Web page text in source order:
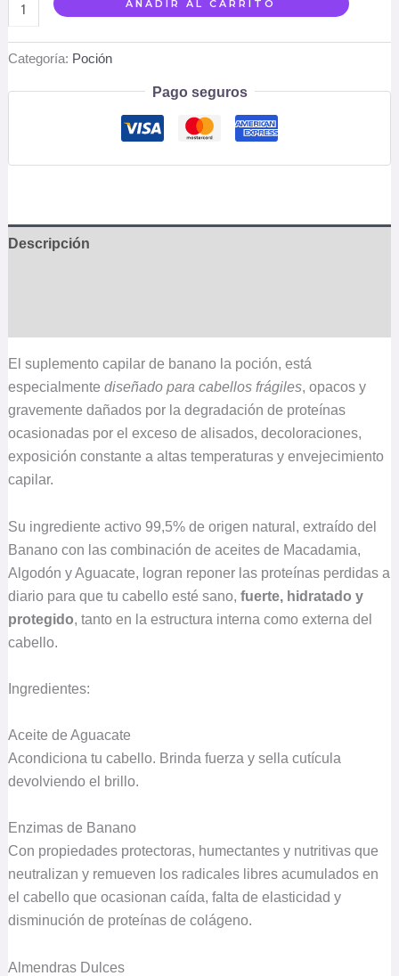
AÑADIR AL CARRITO
Categoría: Poción
Pago seguros
Descripción
El suplemento capilar de banano la poción, está
especialmente diseñado para cabellos frágiles, opacos y
gravemente dañados por la degradación de proteínas
ocasionadas por el exceso de alisados, decoloraciones,
exposición constante a altas temperaturas y envejecimiento
capilar.
Su ingrediente activo 99,5% de origen natural, extraído del
Banano con las combinación de aceites de Macadamia,
Algodón y Aguacate, logran reponer las proteínas perdidas a
diario para que tu cabello esté sano, fuerte, hidratado y
protegido , tanto en la estructura interna como externa del
cabello.
Ingredientes:
Aceite de Aguacate
Acondiciona tu cabello. Brinda fuerza y sella cutícula
devolviendo el brillo.
Enzimas de Banano
Con propiedades protectoras, humectantes y nutritivas que
neutralizan y remueven los radicales libres acumulados en
el cabello que ocasionan caída, falta de elasticidad y
disminución de proteínas de colágeno.
Almendras Dulces